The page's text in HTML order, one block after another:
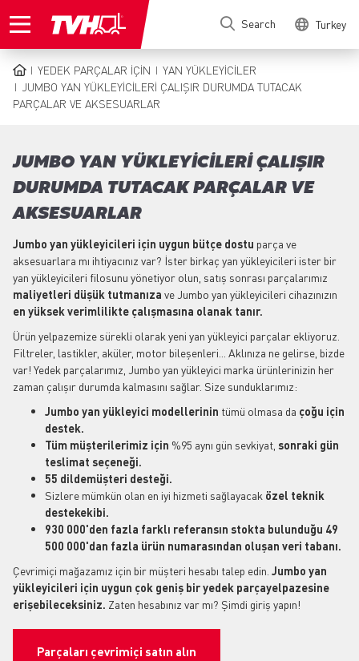
to
Search Turkey
BREADCRUMB
YEDEK PARÇALAR IÇIN
YAN YÜKLEYICILER
JUMBO YAN YÜKLEYICILERI ÇALIŞIR DURUMDA TUTACAK
PARÇALAR VE AKSESUARLAR
JUMBO YAN YÜKLEYICILERI ÇALIŞIR
DURUMDA TUTACAK PARÇALAR VE
AKSESUARLAR
Jumbo yan yükleyicileri için uygun bütçe dostu parça ve
aksesuarlara mı ihtiyacınız var? İster birkaç yan yükleyicileri ister bir
yan yükleyicileri filosunu yönetiyor olun, satış sonrası parçalarımız
maliyetleri düşük tutmanıza ve Jumbo yan yükleyicileri cihazınızın
en yüksek verimlilikte çalışmasına olanak tanır.
Ürün yelpazemize sürekli olarak yeni yan yükleyici parçalar ekliyoruz.
Filtreler, lastikler, aküler, motor bileşenleri... Aklınıza ne gelirse, bizde
var! Yedek parçalarımız, Jumbo yan yükleyici marka ürünlerinizin her
zaman çalışır durumda kalmasını sağlar. Size sunduklarımız:
Jumbo yan yükleyici modellerinin tümü olmasa da çoğu için
destek.
Tüm müşterilerimiz için %95 aynı gün sevkiyat, sonraki gün
teslimat seçeneği.
55 dildemüşteri desteği.
Sizlere mümkün olan en iyi hizmeti sağlayacak özel teknik
destekekibi.
930 000'den fazla farklı referansın stokta bulunduğu 49
500 000'dan fazla ürün numarasından oluşan veri tabanı.
Çevrimiçi mağazamız için bir müşteri hesabı talep edin. Jumbo yan
yükleyicileri için uygun çok geniş bir yedek parçayelpazesine
erişebileceksiniz. Zaten hesabınız var mı? Şimdi giriş yapın!
Parçaları çevrimiçi satın alın